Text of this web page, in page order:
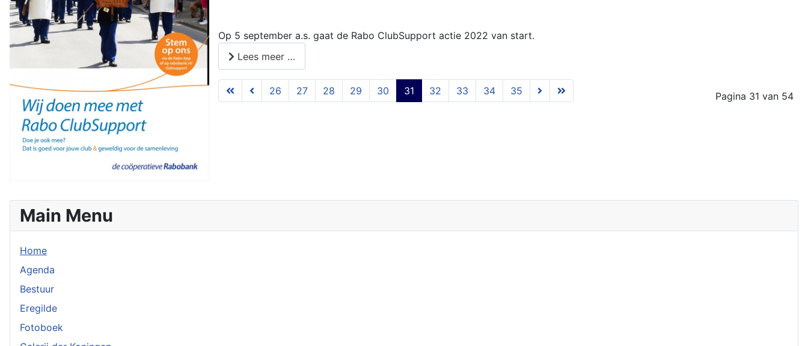
Main Menu
Home
Agenda
Bestuur
Eregilde
Fotoboek
Op 5 september a.s. gaat de Rabo ClubSupport actie 2022 van start.
Lees meer …
Pagina 31 van 54
26 27 28 29 30 31 32 33 34 35